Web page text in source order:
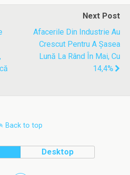
Next Post
Afacerile Din Industrie Au
Crescut Pentru A Şasea
Lună La Rând În Mai, Cu
14,4%
Back to top
Desktop